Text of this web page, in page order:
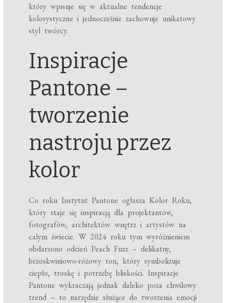
który wpisuje się w aktualne tendencje
kolorystyczne i jednocześnie zachowuje unikatowy
styl twórcy.
Inspiracje
Pantone –
tworzenie
nastroju przez
kolor
Co roku Instytut Pantone ogłasza Kolor Roku,
który staje się inspiracją dla projektantów,
fotografów, architektów wnętrz i artystów na
całym świecie. W 2024 roku tym wyróżnieniem
obdarzono odcień Peach Fuzz – delikatny,
brzoskwiniowo-różowy ton, który symbolizuje
ciepło, troskę i potrzebę bliskości. Inspiracje
Pantone wykraczają jednak daleko poza chwilowy
trend – to narzędzie służące do tworzenia emocji